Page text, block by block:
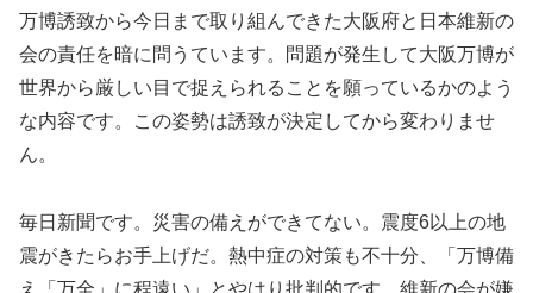
万博誘致から今日まで取り組んできた大阪府と日本維新の
会の責任を暗に問うています。問題が発生して大阪万博が
世界から厳しい目で捉えられることを願っているかのよう
な内容です。この姿勢は誘致が決定してから変わりませ
ん。
毎日新聞です。災害の備えができてない。震度6以上の地
震がきたらお手上げだ。熱中症の対策も不十分、「万博備